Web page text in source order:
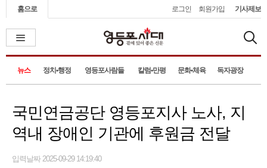
홈으로 로그인 회원가입 기사제보
뉴스 정치•행정 영등포사람들 칼럼•만평 문화•체육 독자광장
국민연금공단 영등포지사 노사, 지
역내 장애인 기관에 후원금 전달
입력날짜 2025-09-29 14:19:40